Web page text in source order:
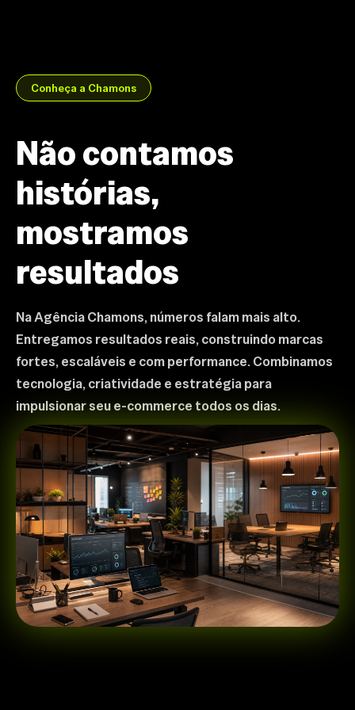
Conheça a Chamons
Não contamos
histórias,
mostramos
resultados
Na Agência Chamons, números falam mais alto.
Entregamos resultados reais, construindo marcas
fortes, escaláveis e com performance. Combinamos
tecnologia, criatividade e estratégia para
impulsionar seu e-commerce todos os dias.